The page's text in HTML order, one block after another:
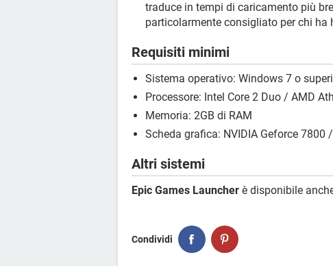
traduce in tempi di caricamento più
particolarmente consigliato per chi ha
Requisiti minimi
Sistema operativo: Windows 7 o
Processore: Intel Core 2 Duo / AMD
Memoria: 2GB di RAM
Scheda grafica: NVIDIA Geforce
Altri sistemi
Epic Games Launcher è disponibile
Condividi